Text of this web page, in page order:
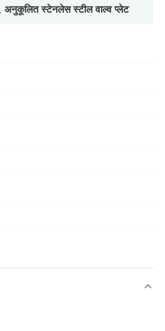
अनुकूलित स्टेनलेस स्टील वाल्व प्लेट